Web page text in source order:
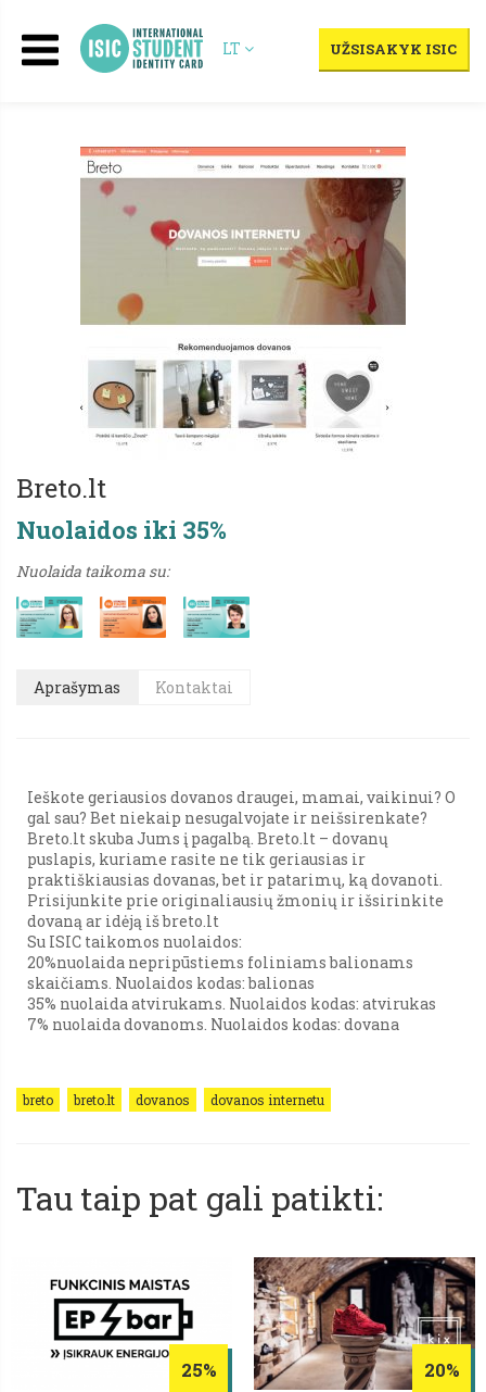
LT UŽSISAKYK ISIC
Breto.lt
Nuolaidos iki 35%
Nuolaida taikoma su:
Aprašymas Kontaktai
Ieškote geriausios dovanos draugei, mamai, vaikinui? O
gal sau? Bet niekaip nesugalvojate ir neišsirenkate?
Breto.lt skuba Jums į pagalbą. Breto.lt – dovanų
puslapis, kuriame rasite ne tik geriausias ir
praktiškiausias dovanas, bet ir patarimų, ką dovanoti.
Prisijunkite prie originaliausių žmonių ir išsirinkite
dovaną ar idėją iš breto.lt
Su ISIC taikomos nuolaidos:
20%nuolaida nepripūstiems foliniams balionams
skaičiams. Nuolaidos kodas: balionas
35% nuolaida atvirukams. Nuolaidos kodas: atvirukas
7% nuolaida dovanoms. Nuolaidos kodas: dovana
breto breto.lt dovanos dovanos internetu
Tau taip pat gali patikti:
25% 20%